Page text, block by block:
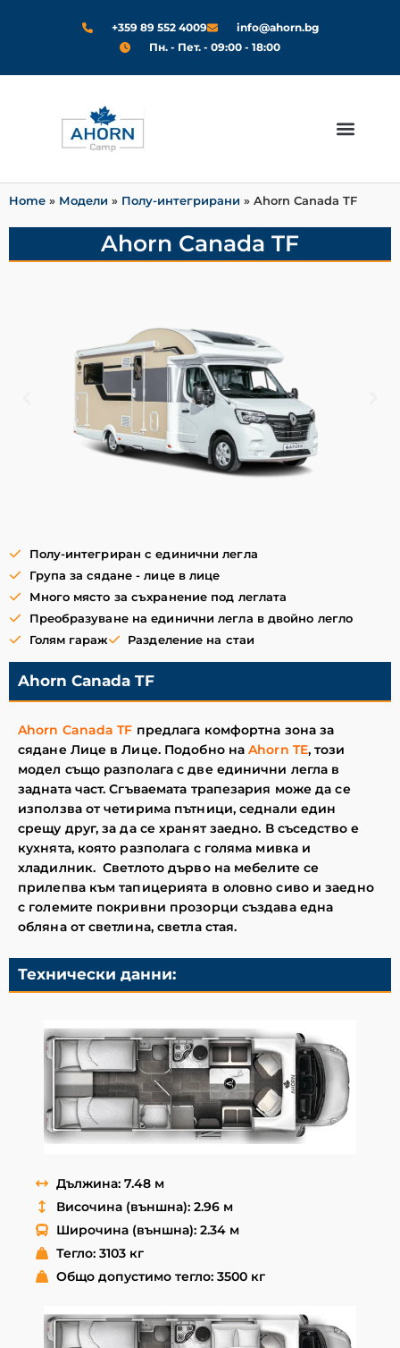
+359 89 552 4009
info@ahorn.bg
Пн. - Пет. - 09:00 - 18:00
Home » Модели » Полу-интегрирани » Ahorn Canada TF
Ahorn Canada TF
Полу-интегриран с единични легла
Група за сядане - лице в лице
Много място за съхранение под леглата
Преобразуване на единични легла в двойно легло
Голям гараж
Разделение на стаи
Ahorn Canada TF
Ahorn Canada TF предлага комфортна зона за
сядане Лице в Лице. Подобно наAhorn TE, този
модел също разполага с две единични легла в
задната част. Сгъваемата трапезария може да се
използва от четирима пътници, седнали един
срещу друг, за да се хранят заедно. В съседство е
кухнята, която разполага с голяма мивка и
хладилник. Светлото дърво на мебелите се
прилепва към тапицерията в оловно сиво и заедно
с големите покривни прозорци създава една
обляна от светлина, светла стая.
Технически данни:
Дължина: 7.48 м
Височина (външна): 2.96 м
Широчина (външна): 2.34 м
Тегло: 3103 кг
Общо допустимо тегло: 3500 кг